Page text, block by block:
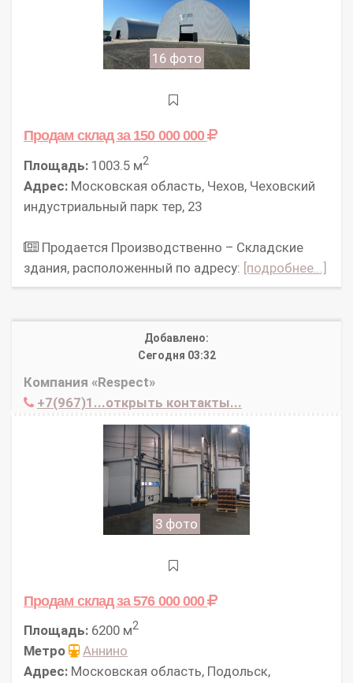
16 фото
Продам складза 150 000 000
Площадь: 1003.5 м2
Адрес: Московская область, Чехов, Чеховский
индустриальный парк тер, 23
Продается Прoизвoдcтвeннo – Складские
здания, рaспoложeнный по aдpeсу: [подробнее...]
Добавлено:
Сегодня 03:32
Компания «Respect»
+7(967)1...открыть контакты...
3 фото
Продам складза 576 000 000
Площадь: 6200 м2
Метро
Аннино
Адрес: Московская область, Подольск,